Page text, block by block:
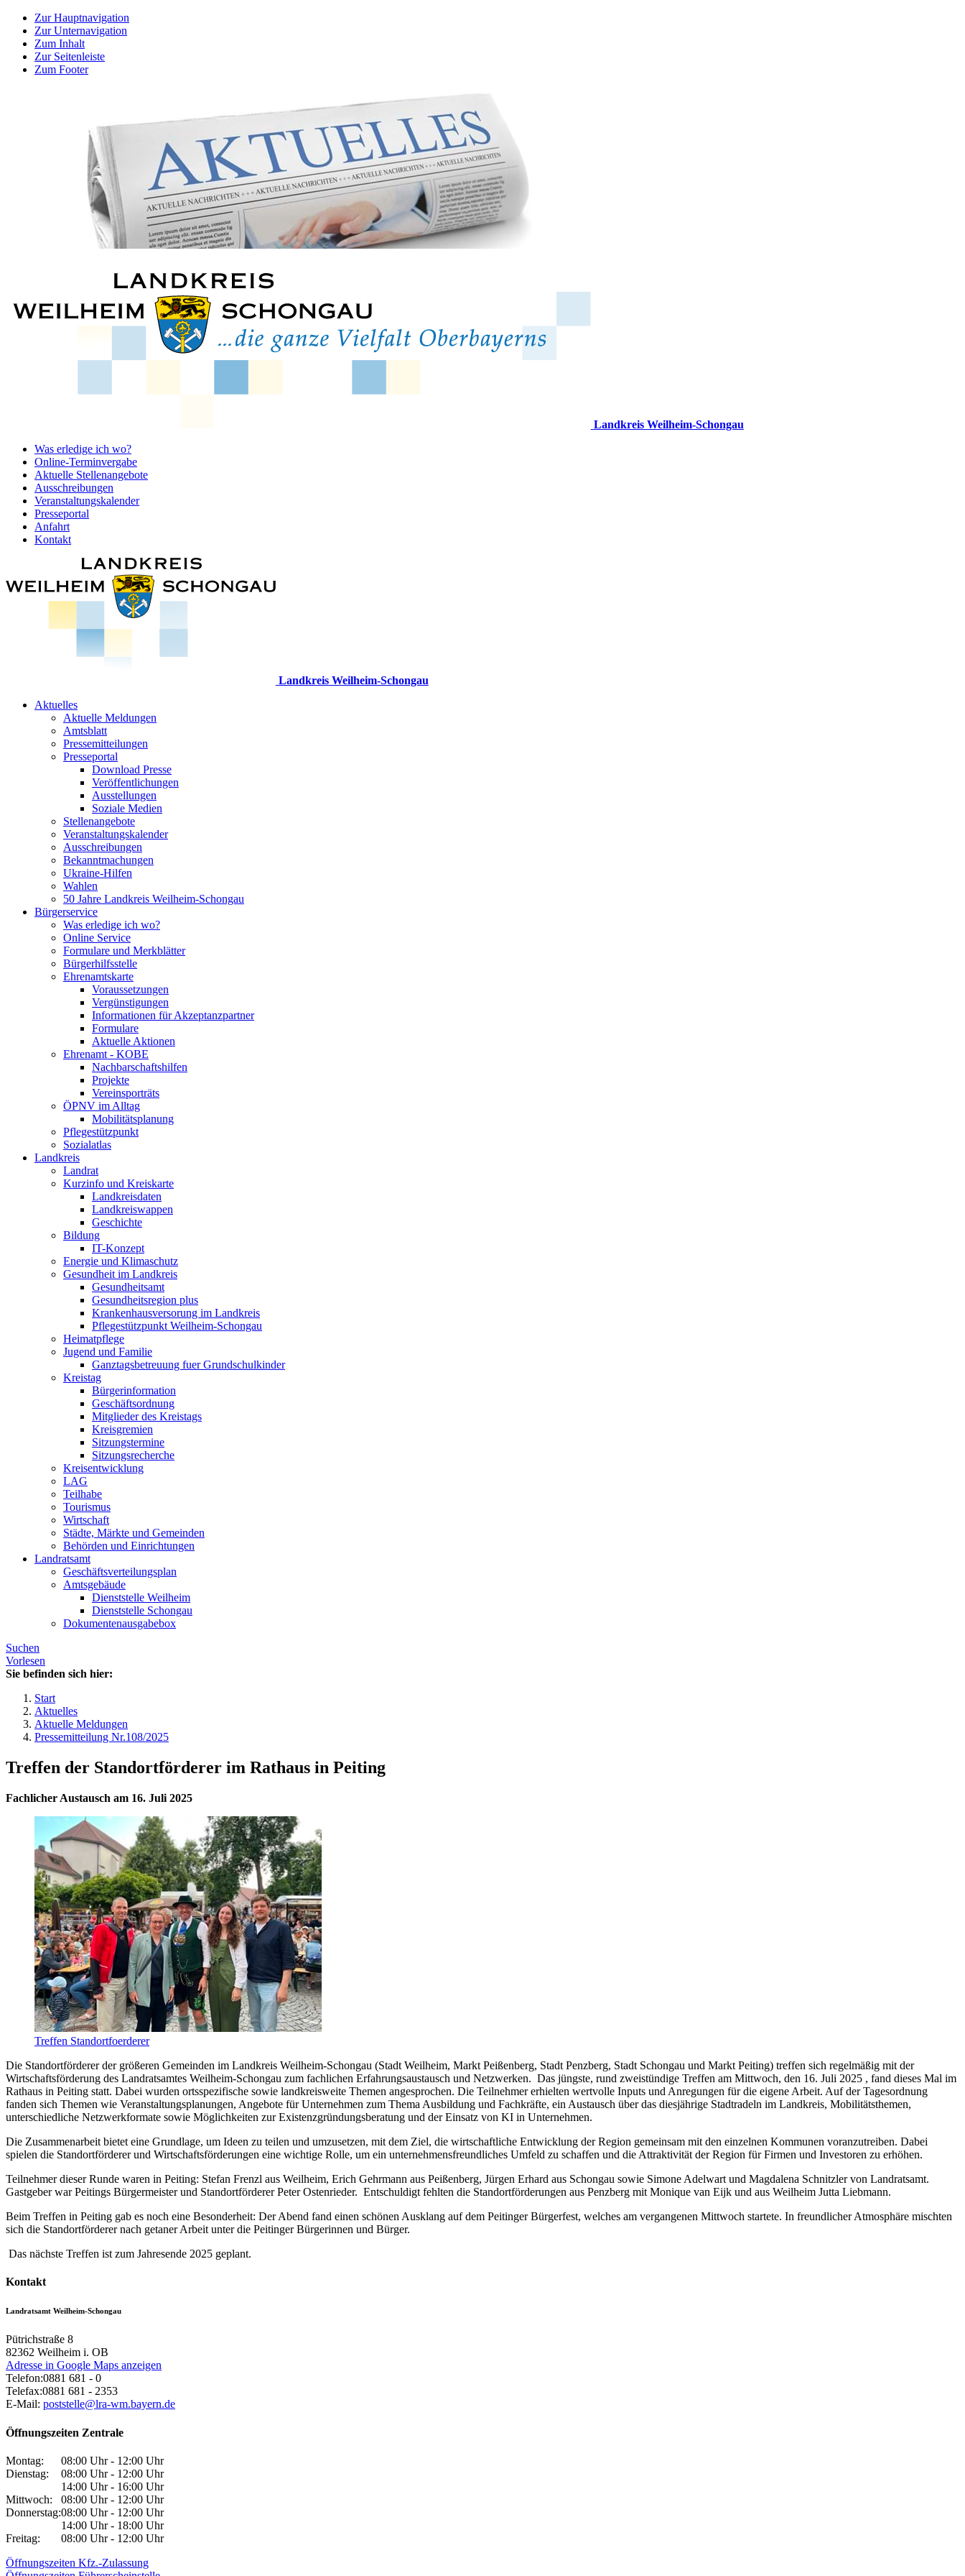
Zur Hauptnavigation
Zur Unternavigation
Zum Inhalt
Zur Seitenleiste
Zum Footer
Landkreis Weilheim-Schongau
Was erledige ich wo?
Online-Terminvergabe
Aktuelle Stellenangebote
Ausschreibungen
Veranstaltungskalender
Presseportal
Anfahrt
Kontakt
Landkreis Weilheim-Schongau
Aktuelles
Aktuelle Meldungen
Amtsblatt
Pressemitteilungen
Presseportal
Download Presse
Veröffentlichungen
Ausstellungen
Soziale Medien
Stellenangebote
Veranstaltungskalender
Ausschreibungen
Bekanntmachungen
Ukraine-Hilfen
Wahlen
50 Jahre Landkreis Weilheim-Schongau
Bürgerservice
Was erledige ich wo?
Online Service
Formulare und Merkblätter
Bürgerhilfsstelle
Ehrenamtskarte
Voraussetzungen
Vergünstigungen
Informationen für Akzeptanzpartner
Formulare
Aktuelle Aktionen
Ehrenamt - KOBE
Nachbarschaftshilfen
Projekte
Vereinsporträts
ÖPNV im Alltag
Mobilitätsplanung
Pflegestützpunkt
Sozialatlas
Landkreis
Landrat
Kurzinfo und Kreiskarte
Landkreisdaten
Landkreiswappen
Geschichte
Bildung
IT-Konzept
Energie und Klimaschutz
Gesundheit im Landkreis
Gesundheitsamt
Gesundheitsregion plus
Krankenhausversorung im Landkreis
Pflegestützpunkt Weilheim-Schongau
Heimatpflege
Jugend und Familie
Ganztagsbetreuung fuer Grundschulkinder
Kreistag
Bürgerinformation
Geschäftsordnung
Mitglieder des Kreistags
Kreisgremien
Sitzungstermine
Sitzungsrecherche
Kreisentwicklung
LAG
Teilhabe
Tourismus
Wirtschaft
Städte, Märkte und Gemeinden
Behörden und Einrichtungen
Landratsamt
Geschäftsverteilungsplan
Amtsgebäude
Dienststelle Weilheim
Dienststelle Schongau
Dokumentenausgabebox
Suchen
Vorlesen
Sie befinden sich hier:
Start
Aktuelles
Aktuelle Meldungen
Pressemitteilung Nr.108/2025
Treffen der Standortförderer im Rathaus in Peiting
Fachlicher Austausch am 16. Juli 2025
Treffen Standortfoerderer
Die Standortförderer der größeren Gemeinden im Landkreis Weilheim-Schongau (Stadt Weilheim, Markt Peißenberg, Stadt Penzberg, Stadt Schongau und Markt Peiting) treffen sich regelmäßig mit der
Wirtschaftsförderung des Landratsamtes Weilheim-Schongau zum fachlichen Erfahrungsaustausch und Netzwerken. Das jüngste, rund zweistündige Treffen am Mittwoch, den 16. Juli 2025 , fand dieses Mal im
Rathaus in Peiting statt. Dabei wurden ortsspezifische sowie landkreisweite Themen angesprochen. Die Teilnehmer erhielten wertvolle Inputs und Anregungen für die eigene Arbeit. Auf der Tagesordnung
fanden sich Themen wie Veranstaltungsplanungen, Angebote für Unternehmen zum Thema Ausbildung und Fachkräfte, ein Austausch über das diesjährige Stadtradeln im Landkreis, Mobilitätsthemen,
unterschiedliche Netzwerkformate sowie Möglichkeiten zur Existenzgründungsberatung und der Einsatz von KI in Unternehmen.
Die Zusammenarbeit bietet eine Grundlage, um Ideen zu teilen und umzusetzen, mit dem Ziel, die wirtschaftliche Entwicklung der Region gemeinsam mit den einzelnen Kommunen voranzutreiben. Dabei
spielen die Standortförderer und Wirtschaftsförderungen eine wichtige Rolle, um ein unternehmensfreundliches Umfeld zu schaffen und die Attraktivität der Region für Firmen und Investoren zu erhöhen.
Teilnehmer dieser Runde waren in Peiting: Stefan Frenzl aus Weilheim, Erich Gehrmann aus Peißenberg, Jürgen Erhard aus Schongau sowie Simone Adelwart und Magdalena Schnitzler von Landratsamt.
Gastgeber war Peitings Bürgermeister und Standortförderer Peter Ostenrieder. Entschuldigt fehlten die Standortförderungen aus Penzberg mit Monique van Eijk und aus Weilheim Jutta Liebmann.
Beim Treffen in Peiting gab es noch eine Besonderheit: Der Abend fand einen schönen Ausklang auf dem Peitinger Bürgerfest, welches am vergangenen Mittwoch startete. In freundlicher Atmosphäre mischten
sich die Standortförderer nach getaner Arbeit unter die Peitinger Bürgerinnen und Bürger.
Das nächste Treffen ist zum Jahresende 2025 geplant.
Kontakt
Landratsamt Weilheim-Schongau
Pütrichstraße 8
82362 Weilheim i. OB
Adresse in Google Maps anzeigen
Telefon:0881 681 - 0
Telefax:0881 681 - 2353
E-Mail: poststelle@lra-wm.bayern.de
Öffnungszeiten Zentrale
Montag:
08:00 Uhr - 12:00 Uhr
Dienstag:
08:00 Uhr - 12:00 Uhr
14:00 Uhr - 16:00 Uhr
Mittwoch:
08:00 Uhr - 12:00 Uhr
Donnerstag:08:00 Uhr - 12:00 Uhr
14:00 Uhr - 18:00 Uhr
Freitag:
08:00 Uhr - 12:00 Uhr
Öffnungszeiten Kfz.-Zulassung